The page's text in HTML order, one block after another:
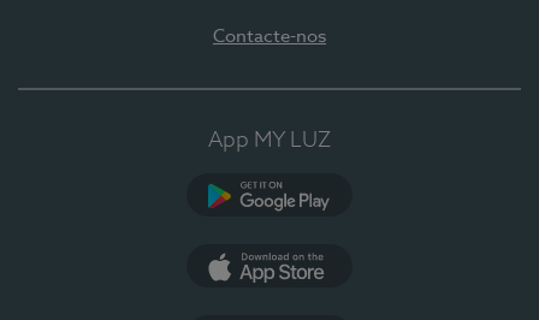
Contacte-nos
App MY LUZ